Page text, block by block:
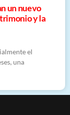
un nuevo
y la
el
una